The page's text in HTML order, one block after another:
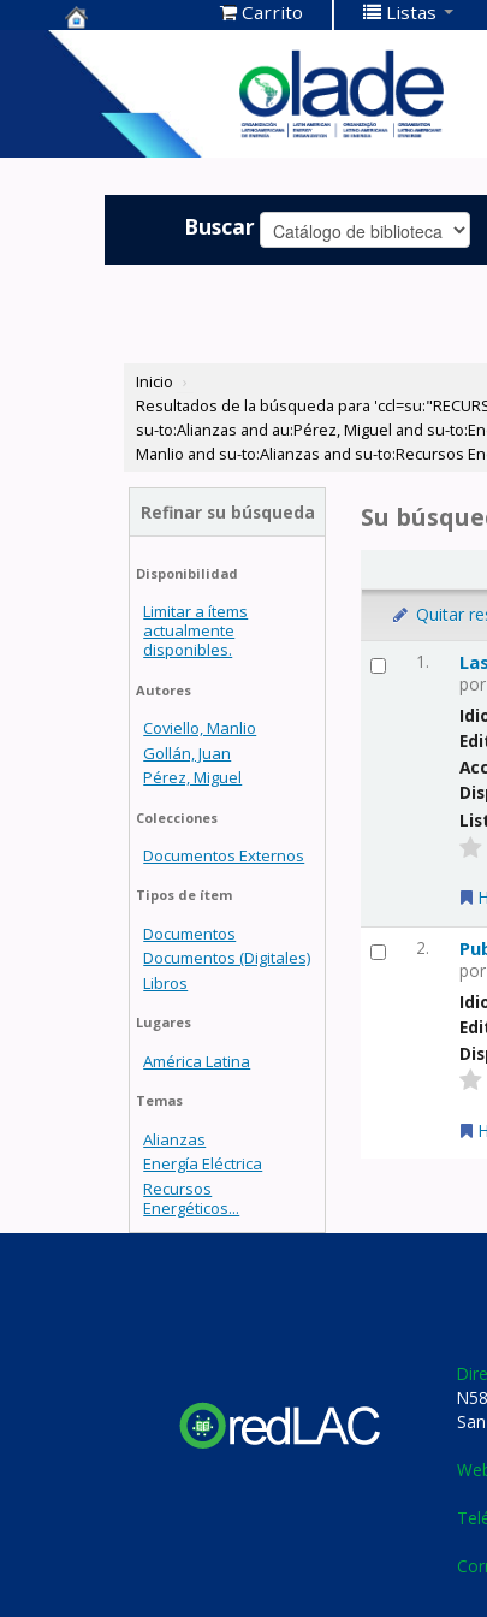
Centro de
Documentación
OLADE -
Carrito Listas
Buscar
Inicio ›
Resultados de la búsqueda para
su-to:Alianzas and au:Pérez, Miguel and su-
Manlio and su-to:Alianzas and su-to:Recursos
Refinar su búsqueda
Disponibilidad
Limitar a ítems
actualmente
disponibles.
Autores
Coviello, Manlio
Gollán, Juan
Pérez, Miguel
Colecciones
Documentos Externos
Tipos de ítem
Documentos
Documentos (Digitales)
Libros
Lugares
América Latina
Temas
Alianzas
Energía Eléctrica
Recursos
Energéticos...
Su
Quitar
1.
2.